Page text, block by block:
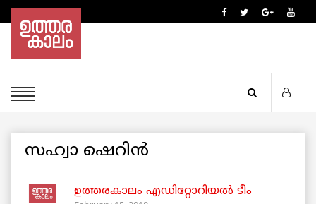
സഹ്വാ ഷെറിന്‍
ഉത്തരകാലം എഡിറ്റോറിയല്‍ ടീം